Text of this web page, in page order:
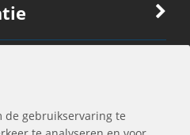
de gebruikservaring te